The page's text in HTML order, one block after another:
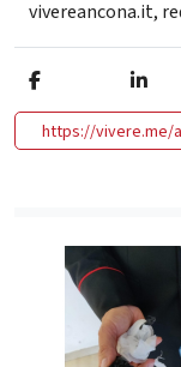
vivereancona.it,
https://vivere.me/